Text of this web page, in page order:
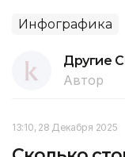
Инфографика
Другие
Автор
13:10, 28 Декабря 2025